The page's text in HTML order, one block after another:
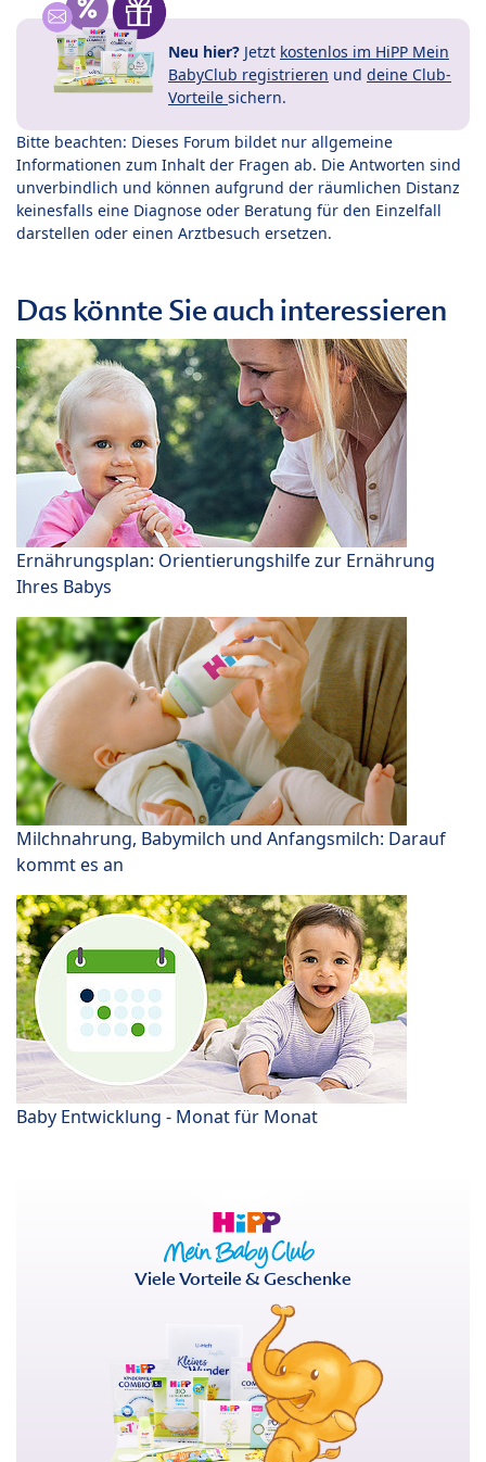
Neu hier? Jetzt kostenlos im HiPP Mein
BabyClub registrieren und deine Club-
Vorteile sichern.
Bitte beachten: Dieses Forum bildet nur allgemeine
Informationen zum Inhalt der Fragen ab. Die Antworten sind
unverbindlich und können aufgrund der räumlichen Distanz
keinesfalls eine Diagnose oder Beratung für den Einzelfall
darstellen oder einen Arztbesuch ersetzen.
Das könnte Sie auch interessieren
Ernährungsplan: Orientierungshilfe zur Ernährung
Ihres Babys
Milchnahrung, Babymilch und Anfangsmilch: Darauf
kommt es an
Baby Entwicklung - Monat für Monat
Viele Vorteile & Geschenke